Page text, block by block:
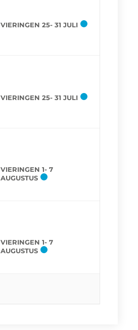
VIERINGEN 25- 31 JULI
VIERINGEN 25- 31 JULI
VIERINGEN 1- 7
AUGUSTUS
VIERINGEN 1- 7
AUGUSTUS